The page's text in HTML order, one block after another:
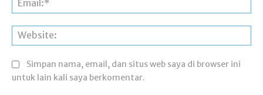
Simpan nama, email, dan situs web saya di browser ini
untuk lain kali saya berkomentar.